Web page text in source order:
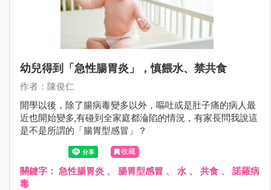
幼兒得到「急性腸胃炎」，慎餵水、禁共食
作者：陳俊仁
開學以後，除了腸病毒變多以外，嘔吐或是肚子痛的病人最
近也開始變多‚有碰到全家庭都淪陷的情況，有家長問我說這
是不是所謂的「腸胃型感冒」？
收藏
關鍵字： 急性腸胃炎 、 腸胃型感冒 、 水 、 共食 、 諾羅病
毒